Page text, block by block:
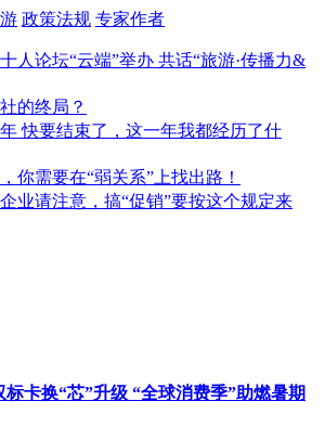
政策法规 专家作者
人论坛“云端”举办 共话“旅游·传播力&
的终局？
快要结束了，这一年我都经历了什
你需要在“弱关系”上找出路！
业请注意，搞“促销”要按这个规定来
卡换“芯”升级 “全球消费季”助燃暑期